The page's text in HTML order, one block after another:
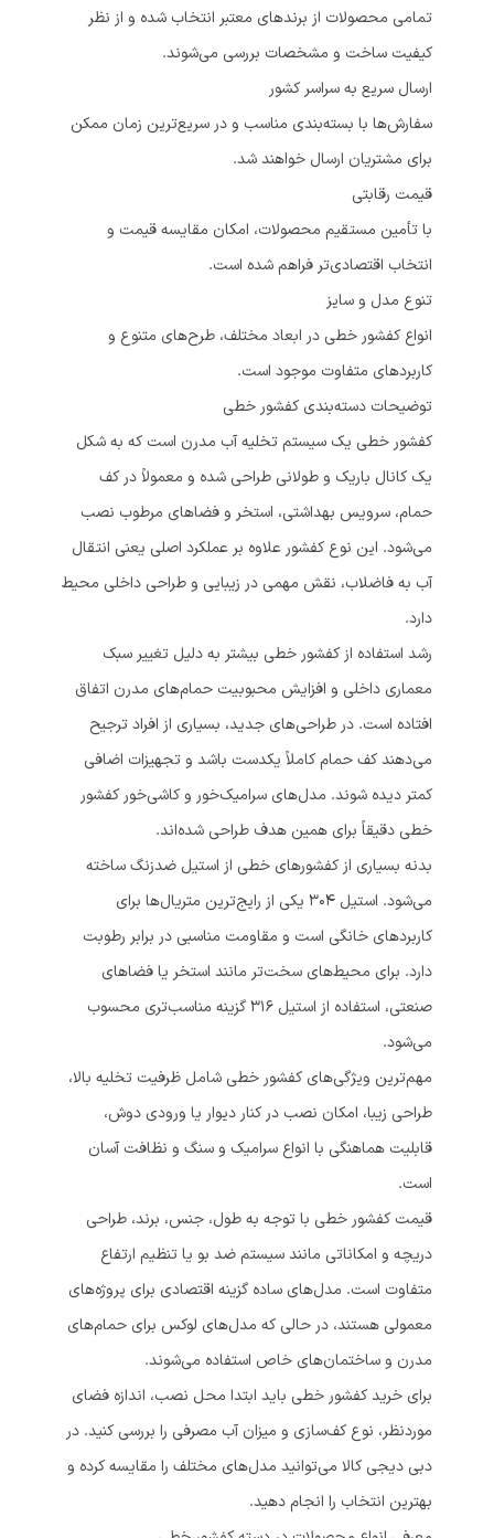
تمامی محصولات از برندهای معتبر انتخاب شده و از نظر
کیفیت ساخت و مشخصات بررسی می‌شوند.
ارسال سریع به سراسر کشور
سفارش‌ها با بسته‌بندی مناسب و در سریع‌ترین زمان ممکن
برای مشتریان ارسال خواهند شد.
قیمت رقابتی
با تأمین مستقیم محصولات، امکان مقایسه قیمت و
انتخاب اقتصادی‌تر فراهم شده است.
تنوع مدل و سایز
انواع کفشور خطی در ابعاد مختلف، طرح‌های متنوع و
کاربردهای متفاوت موجود است.
توضیحات دسته‌بندی کفشور خطی
کفشور خطی یک سیستم تخلیه آب مدرن است که به شکل
یک کانال باریک و طولانی طراحی شده و معمولاً در کف
حمام، سرویس بهداشتی، استخر و فضاهای مرطوب نصب
می‌شود. این نوع کفشور علاوه بر عملکرد اصلی یعنی انتقال
آب به فاضلاب، نقش مهمی در زیبایی و طراحی داخلی محیط
دارد.
رشد استفاده از کفشور خطی بیشتر به دلیل تغییر سبک
معماری داخلی و افزایش محبوبیت حمام‌های مدرن اتفاق
افتاده است. در طراحی‌های جدید، بسیاری از افراد ترجیح
می‌دهند کف حمام کاملاً یکدست باشد و تجهیزات اضافی
کمتر دیده شوند. مدل‌های سرامیک‌خور و کاشی‌خور کفشور
خطی دقیقاً برای همین هدف طراحی شده‌اند.
بدنه بسیاری از کفشورهای خطی از استیل ضدزنگ ساخته
می‌شود. استیل 304 یکی از رایج‌ترین متریال‌ها برای
کاربردهای خانگی است و مقاومت مناسبی در برابر رطوبت
دارد. برای محیط‌های سخت‌تر مانند استخر یا فضاهای
صنعتی، استفاده از استیل 316 گزینه مناسب‌تری محسوب
می‌شود.
مهم‌ترین ویژگی‌های کفشور خطی شامل ظرفیت تخلیه بالا،
طراحی زیبا، امکان نصب در کنار دیوار یا ورودی دوش،
قابلیت هماهنگی با انواع سرامیک و سنگ و نظافت آسان
است.
قیمت کفشور خطی با توجه به طول، جنس، برند، طراحی
دریچه و امکاناتی مانند سیستم ضد بو یا تنظیم ارتفاع
متفاوت است. مدل‌های ساده گزینه اقتصادی برای پروژه‌های
معمولی هستند، در حالی که مدل‌های لوکس برای حمام‌های
مدرن و ساختمان‌های خاص استفاده می‌شوند.
برای خرید کفشور خطی باید ابتدا محل نصب، اندازه فضای
موردنظر، نوع کف‌سازی و میزان آب مصرفی را بررسی کنید. در
دبی دیجی کالا می‌توانید مدل‌های مختلف را مقایسه کرده و
بهترین انتخاب را انجام دهید.